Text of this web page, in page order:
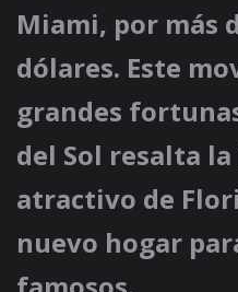
Miami, por más
dólares. Este
grandes
del Sol resalta
atractivo de
nuevo hogar